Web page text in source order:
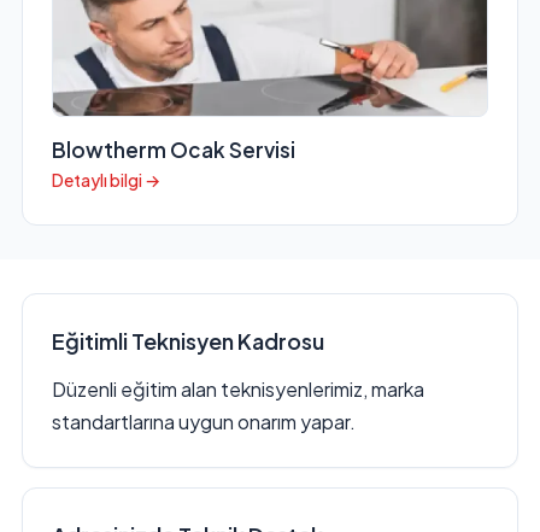
Blowtherm Ocak Servisi
Detaylı bilgi →
Eğitimli Teknisyen Kadrosu
Düzenli eğitim alan teknisyenlerimiz, marka
standartlarına uygun onarım yapar.